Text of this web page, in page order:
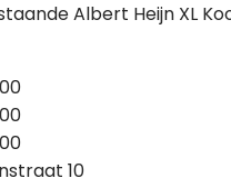
Albert Heijn XL
10